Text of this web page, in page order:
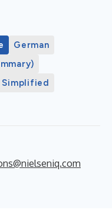
German
Simplified